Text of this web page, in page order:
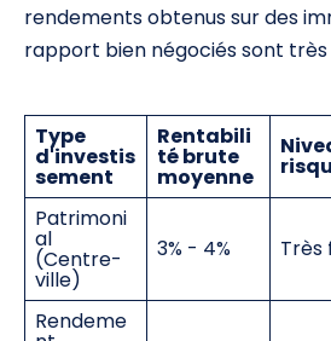
rendements obtenus sur des
rapport bien négociés sont
Type
d'investis
sement
Rentabili
té brute
moyenne
Patrimoni
al
(Centre-
ville)
3% - 4% Très
Rendeme